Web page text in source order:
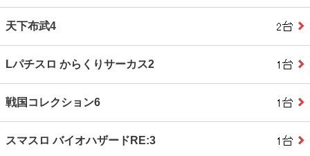
天下布武4
Lパチスロ からくりサーカス2
戦国コレクション6
スマスロ バイオハザードRE:3